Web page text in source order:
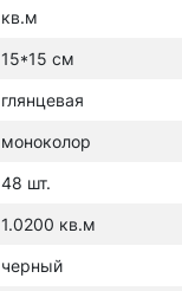
кв.м
15*15 см
глянцевая
моноколор
48 шт.
1.0200 кв.м
черный